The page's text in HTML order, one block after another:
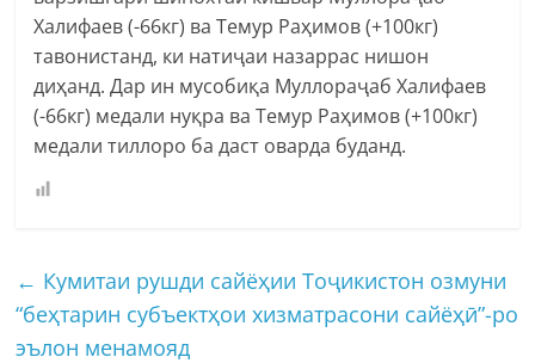
Халифаев (-66кг) ва Темур Раҳимов (+100кг)
тавонистанд, ки натиҷаи назаррас нишон
диҳанд. Дар ин мусобиқа Муллораҷаб Халифаев
(-66кг) медали нуқра ва Темур Раҳимов (+100кг)
медали тиллоро ба даст оварда буданд.
← Кумитаи рушди сайёҳии Тоҷикистон озмуни
“беҳтарин субъектҳои хизматрасони сайёҳӣ”-ро
эълон менамояд